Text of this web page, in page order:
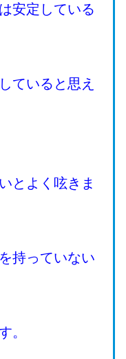
安定している
ていると思え
とよく呟きま
持っていない
。